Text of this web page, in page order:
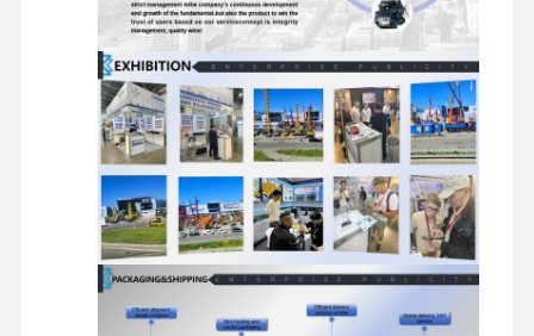
الكامات، قضيب
التوصيل، مضخة
الزيت، مضخة المياه،
منتجات سلسلة
الصمامات، الحركة،
إلخ. تقريبًا جميع
أجزاء المحرك
بالكامل.